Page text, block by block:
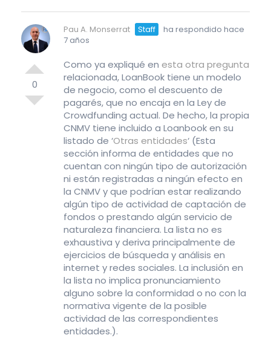
0
Pau A. Monserrat Staff
ha respondido hace
7 años
Como ya expliqué en esta otra pregunta
relacionada, LoanBook tiene un modelo
de negocio, como el descuento de
pagarés, que no encaja en la Ley de
Crowdfunding actual. De hecho, la propia
CNMV tiene incluido a Loanbook en su
listado de ‘Otras entidades‘ (Esta
sección informa de entidades que no
cuentan con ningún tipo de autorización
ni están registradas a ningún efecto en
la CNMV y que podrían estar realizando
algún tipo de actividad de captación de
fondos o prestando algún servicio de
naturaleza financiera. La lista no es
exhaustiva y deriva principalmente de
ejercicios de búsqueda y análisis en
internet y redes sociales. La inclusión en
la lista no implica pronunciamiento
alguno sobre la conformidad o no con la
normativa vigente de la posible
actividad de las correspondientes
entidades.).